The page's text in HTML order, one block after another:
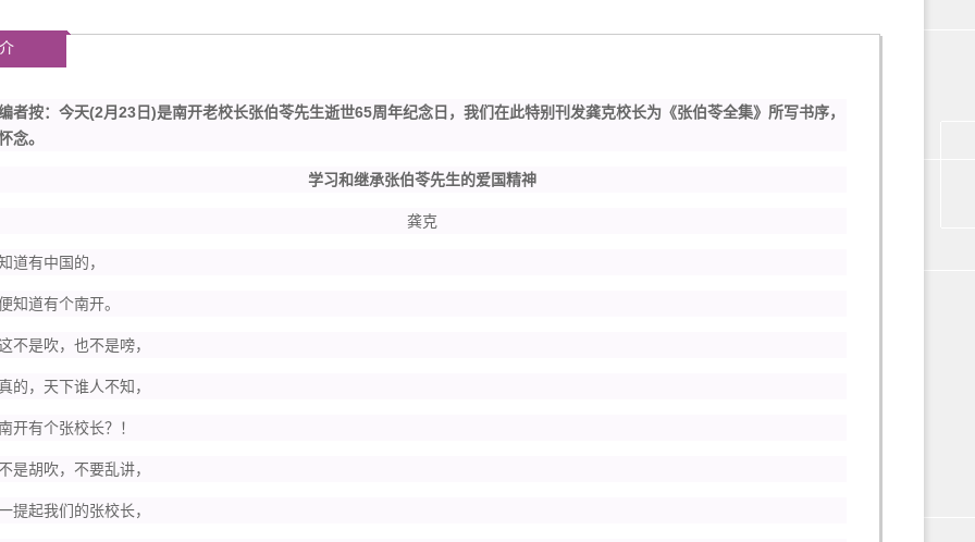
按：今天(2月23日)是南开老校长张伯苓先生逝世65周年纪念日，我们在此特别刊发龚克校长为《张伯苓全集》所写书序，
念。
学习和继承张伯苓先生的爱国精神
龚克
有中国的，
道有个南开。
是吹，也不是嗙，
，天下谁人不知，
有个张校长？！
胡吹，不要乱讲，
起我们的张校长，